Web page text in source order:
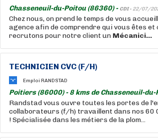
Chasseneuil-du-Poitou (86360) - CDI - 22/07/
Chez nous, on prend le temps de vous
agence afin de comprendre qui vous êtes
recrutons pour notre client un Mécanici...
TECHNICIEN CVC (F/H)
Emploi RANDSTAD
Poitiers (86000) - 8 kms de Chasseneuil-
Randstad vous ouvre toutes les portes de
collaborateurs (f/h) travaillent dans nos 60
! Spécialisée dans les métiers de la plom...